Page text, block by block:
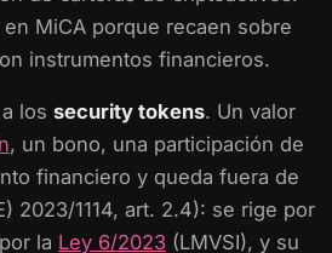
MiCA porque recaen sobre
instrumentos financieros.
los security tokens. Un valor
, un bono, una participación de
financiero y queda fuera de
2023/1114, art. 2.4): se rige por
la Ley 6/2023 (LMVSI), y su